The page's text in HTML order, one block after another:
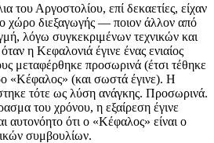
Αργοστολίου, επί δεκαετίες, είχαν
χώρο διεξαγωγής — ποιον άλλον από
λόγω συγκεκριμένων τεχνικών και
η Κεφαλονιά έγινε ένας ενιαίος
μεταφέρθηκε προσωρινά (έτσι τέθηκε
«Κέφαλος» (και σωστά έγινε). Η
τότε ως λύση ανάγκης. Προσωρινά.
του χρόνου, η εξαίρεση έγινε
αυτονόητο ότι ο «Κέφαλος» είναι ο
συμβουλίων.